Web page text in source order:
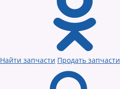
Найти запчасти Продать запчасти